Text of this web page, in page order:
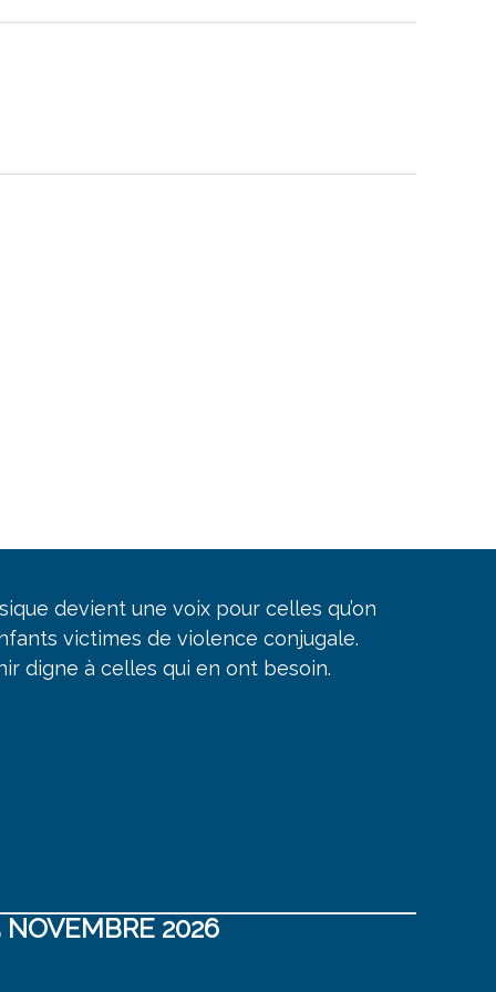
devient une voix pour celles qu’on
victimes de violence conjugale.
digne à celles qui en ont besoin.
2026